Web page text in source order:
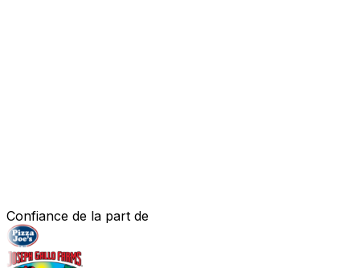
Confiance de la part de